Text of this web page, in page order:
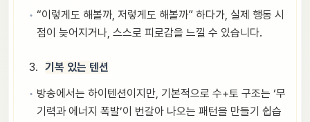
“이렇게도 해볼까, 저렇게도 해볼까” 하다가, 실제 행동 시
점이 늦어지거나, 스스로 피로감을 느낄 수 있습니다.
기복 있는 텐션
방송에서는 하이텐션이지만, 기본적으로 수+토 구조는 ‘무
기력과 에너지 폭발’이 번갈아 나오는 패턴을 만들기 쉽습